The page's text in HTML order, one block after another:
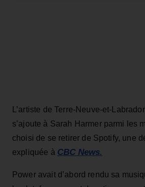
L’artiste de Terre-Neuve-et-
s’ajoute à Sarah Harmer parmi les
choisi de se retirer de Spotify, une
expliquée à CBC News.
Power avait d’abord rendu sa